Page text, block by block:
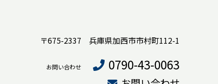
〒675-2337 兵庫県加西市市村町112-1
お問い合わせ 0790-43-0063